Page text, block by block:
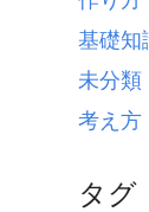
基礎知
未分類
考え方
タグ